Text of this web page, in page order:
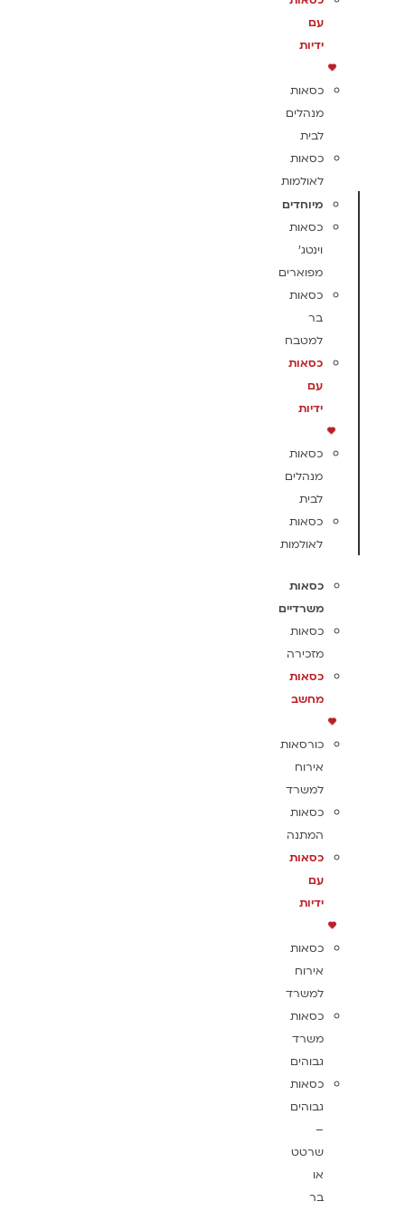
עם
ידיות
כסאות
מנהלים
לבית
כסאות
לאולמות
מיוחדים
כסאות
וינטג'
מפוארים
כסאות
בר
למטבח
כסאות
עם
ידיות
כסאות
מנהלים
לבית
כסאות
לאולמות
כסאות
משרדיים
כסאות
מזכירה
כסאות
מחשב
כורסאות
אירוח
למשרד
כסאות
המתנה
כסאות
עם
ידיות
כסאות
אירוח
למשרד
כסאות
משרד
גבוהים
כסאות
גבוהים
–
שרטט
או
בר